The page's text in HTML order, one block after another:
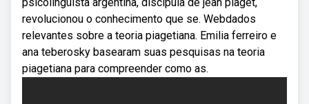
revolucionou o conhecimento que se. Webdados
relevantes sobre a teoria piagetiana. Emilia ferreiro e
ana teberosky basearam suas pesquisas na teoria
piagetiana para compreender como as.